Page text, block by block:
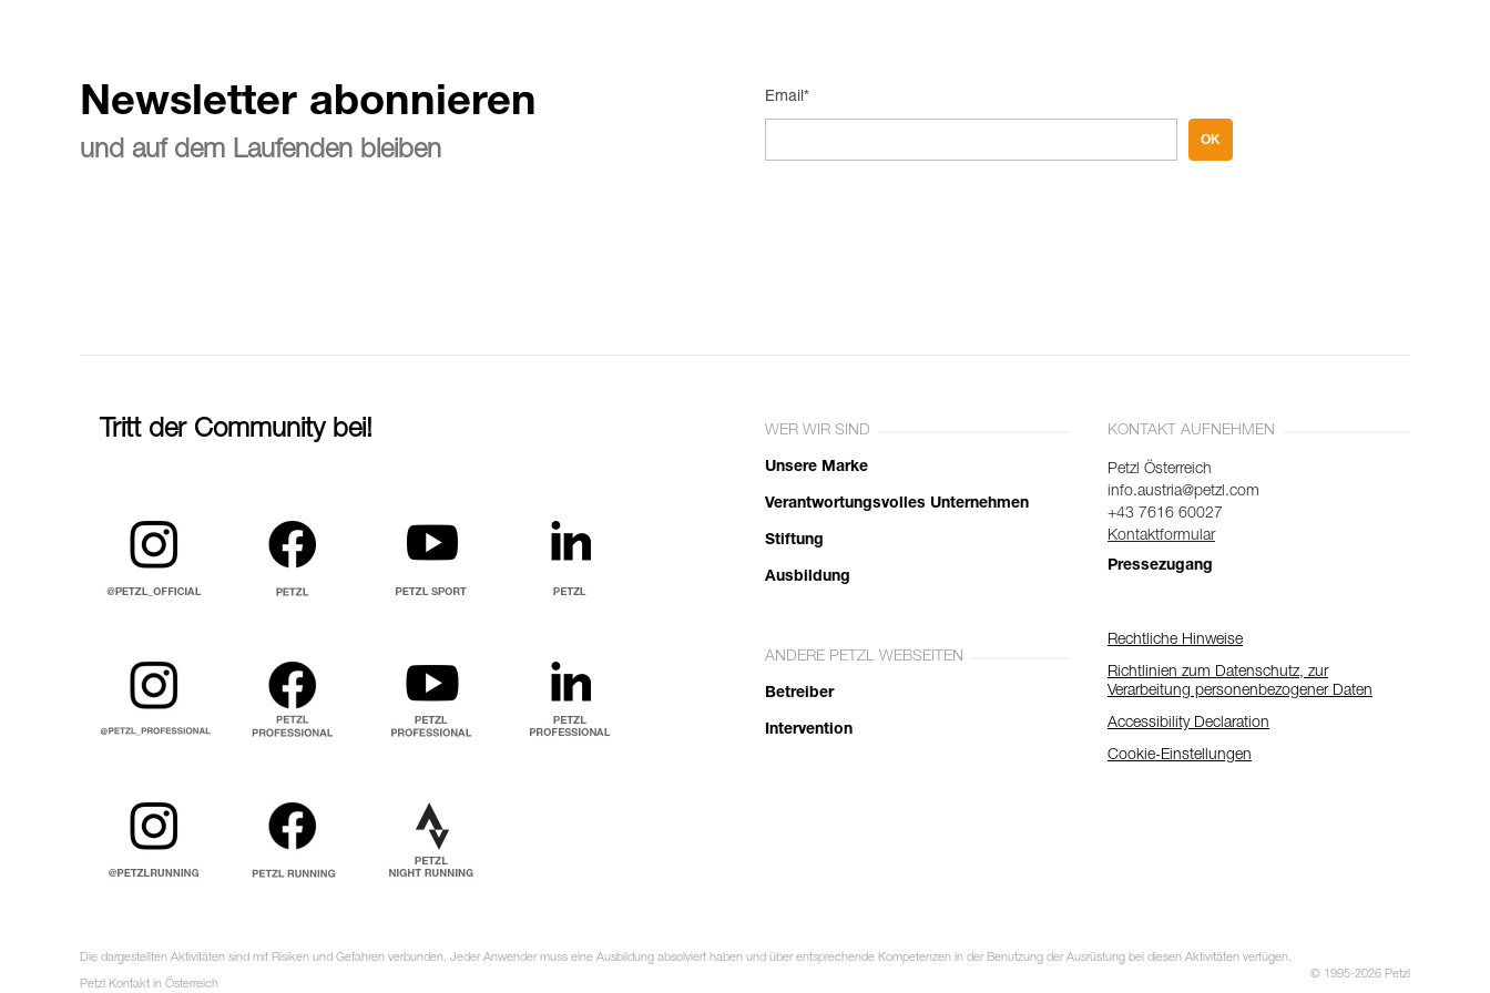
Newsletter abonnieren
und auf dem Laufenden bleiben
Email*
OK
Tritt der Community bei! WER WIR SIND
Unsere Marke
Verantwortungsvolles Unternehmen
Stiftung
Ausbildung
ANDERE PETZL WEBSEITEN
Betreiber
Intervention
KONTAKT AUFNEHMEN
Petzl Österreich
info.austria@petzl.com
+43 7616 60027
Kontaktformular
Pressezugang
Rechtliche Hinweise
Richtlinien zum Datenschutz, zur
Verarbeitung personenbezogener Daten
Accessibility Declaration
Cookie-Einstellungen
Die dargestellten Aktivitäten sind mit Risiken und Gefahren verbunden. Jeder Anwender muss eine Ausbildung absolviert haben und über entsprechende Kompetenzen in der Benutzung der Ausrüstung bei diesen Aktivitäten verfügen.
Petzl Kontakt in Österreich
© 1995-2026 Petzl